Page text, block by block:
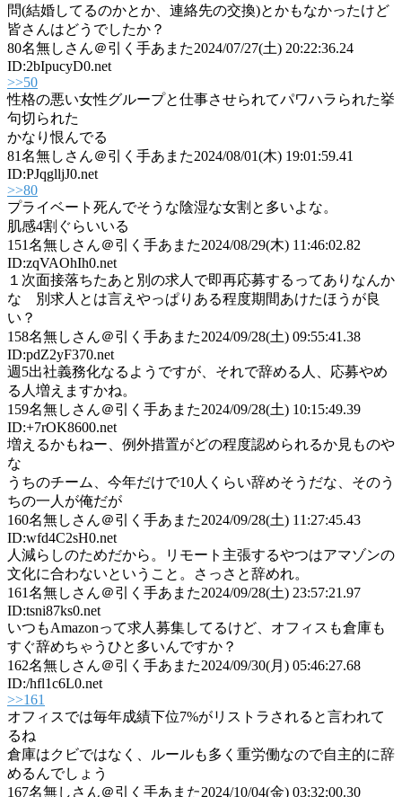
問(結婚してるのかとか、連絡先の交換)とかもなかったけど
皆さんはどうでしたか？
80名無しさん＠引く手あまた2024/07/27(土) 20:22:36.24
ID:2bIpucyD0.net
>>50
性格の悪い女性グループと仕事させられてパワハラられた挙
句切られた
かなり恨んでる
81名無しさん＠引く手あまた2024/08/01(木) 19:01:59.41
ID:PJqglljJ0.net
>>80
プライベート死んでそうな陰湿な女割と多いよな。
肌感4割ぐらいいる
151名無しさん＠引く手あまた2024/08/29(木) 11:46:02.82
ID:zqVAOhIh0.net
１次面接落ちたあと別の求人で即再応募するってありなんか
な 別求人とは言えやっぱりある程度期間あけたほうが良
い？
158名無しさん＠引く手あまた2024/09/28(土) 09:55:41.38
ID:pdZ2yF370.net
週5出社義務化なるようですが、それで辞める人、応募やめ
る人増えますかね。
159名無しさん＠引く手あまた2024/09/28(土) 10:15:49.39
ID:+7rOK8600.net
増えるかもねー、例外措置がどの程度認められるか見ものや
な
うちのチーム、今年だけで10人くらい辞めそうだな、そのう
ちの一人が俺だが
160名無しさん＠引く手あまた2024/09/28(土) 11:27:45.43
ID:wfd4C2sH0.net
人減らしのためだから。リモート主張するやつはアマゾンの
文化に合わないということ。さっさと辞めれ。
161名無しさん＠引く手あまた2024/09/28(土) 23:57:21.97
ID:tsni87ks0.net
いつもAmazonって求人募集してるけど、オフィスも倉庫も
すぐ辞めちゃうひと多いんですか？
162名無しさん＠引く手あまた2024/09/30(月) 05:46:27.68
ID:/hfl1c6L0.net
>>161
オフィスでは毎年成績下位7%がリストラされると言われて
るね
倉庫はクビではなく、ルールも多く重労働なので自主的に辞
めるんでしょう
167名無しさん＠引く手あまた2024/10/04(金) 03:32:00.30